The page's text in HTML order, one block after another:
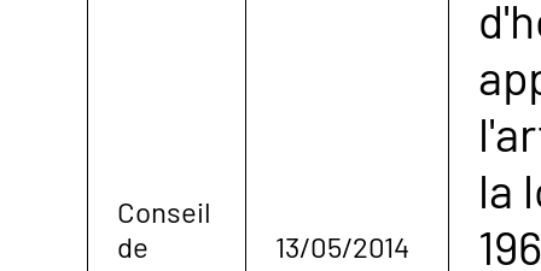
Conseil
de
13/05/2014
la